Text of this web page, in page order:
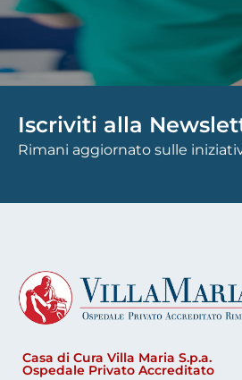
Iscriviti alla
Rimani aggiornato sulle
Casa di Cura Villa Maria S.p.a.
Ospedale Privato Accreditato